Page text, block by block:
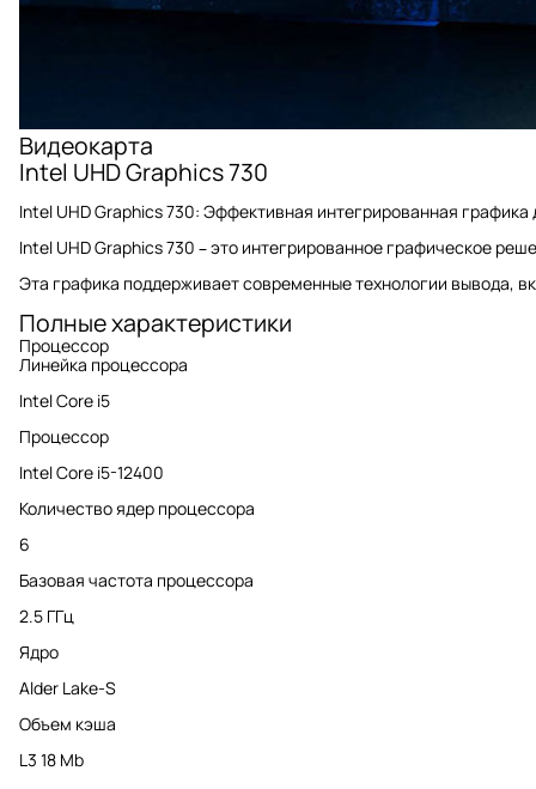
Видеокарта
Intel UHD Graphics 730
Intel UHD Graphics 730: Эффективная интегрированная
Intel UHD Graphics 730 – это интегрированное графическое
Эта графика поддерживает современные технологии вывода,
Полные характеристики
Процессор
Линейка процессора
Intel Core i5
Процессор
Intel Core i5-12400
Количество ядер процессора
6
Базовая частота процессора
2.5 ГГц
Ядро
Alder Lake-S
Объем кэша
L3 18 Mb